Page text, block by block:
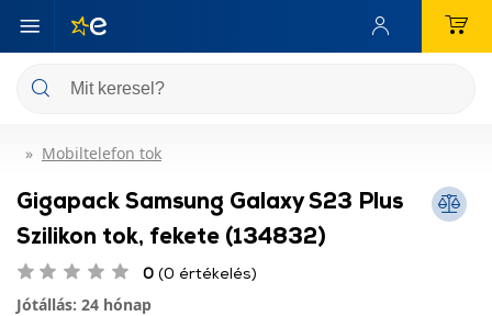
Mobiltelefon tok
Gigapack Samsung Galaxy S23 Plus
Szilikon tok, fekete (134832)
0 (0 értékelés)
Jótállás: 24 hónap